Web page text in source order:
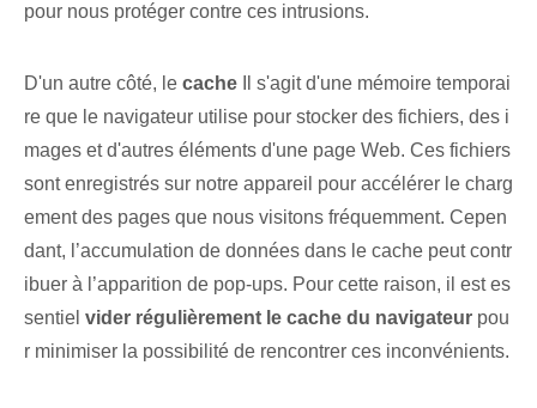
pour ⁢nous protéger⁢ contre ces intrusions.
D'un autre côté, le cache Il s'agit d'une mémoire temporai
re que le navigateur utilise pour stocker des fichiers, des i
mages et d'autres éléments d'une page Web. Ces fichiers
sont enregistrés sur notre appareil pour accélérer le charg
ement des pages que nous visitons fréquemment. Cepen
dant, l’accumulation de données dans le cache peut contr
ibuer à l’apparition de pop-ups. Pour cette raison, il est es
sentiel vider régulièrement le cache du navigateur pou
r minimiser la possibilité de rencontrer ces inconvénients.